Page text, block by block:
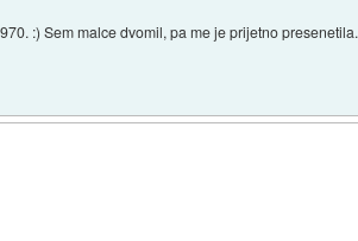
:) Sem malce dvomil, pa me je prijetno presenetila.